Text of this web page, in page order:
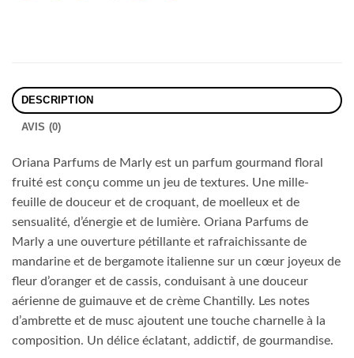
DESCRIPTION
AVIS (0)
Oriana Parfums de Marly est un parfum gourmand floral
fruité est conçu comme un jeu de textures. Une mille-
feuille de douceur et de croquant, de moelleux et de
sensualité, d’énergie et de lumière. Oriana Parfums de
Marly a une ouverture pétillante et rafraichissante de
mandarine et de bergamote italienne sur un cœur joyeux de
fleur d’oranger et de cassis, conduisant à une douceur
aérienne de guimauve et de crème Chantilly. Les notes
d’ambrette et de musc ajoutent une touche charnelle à la
composition. Un délice éclatant, addictif, de gourmandise.